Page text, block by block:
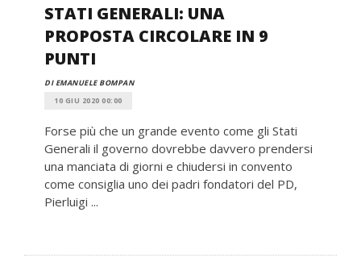
STATI GENERALI: UNA
PROPOSTA CIRCOLARE IN 9
PUNTI
DI EMANUELE BOMPAN
10 GIU 2020 00:00
Forse più che un grande evento come gli Stati
Generali il governo dovrebbe davvero prendersi
una manciata di giorni e chiudersi in convento
come consiglia uno dei padri fondatori del PD,
Pierluigi ...